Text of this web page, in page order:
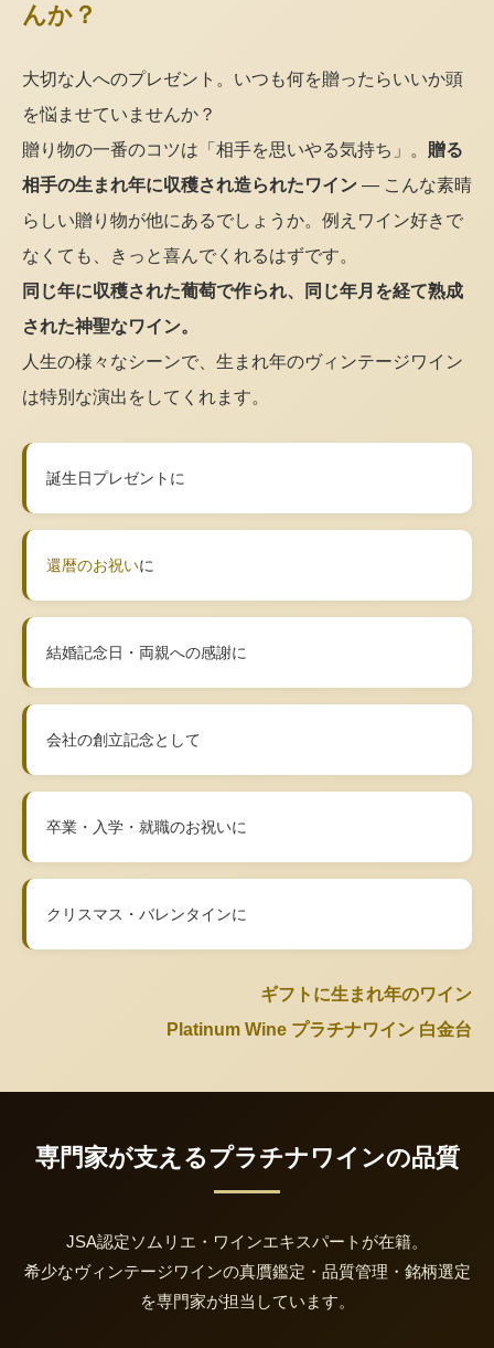
んか？
大切な人へのプレゼント。いつも何を贈ったらいいか頭
を悩ませていませんか？
贈り物の一番のコツは「相手を思いやる気持ち」。 贈る
相手の生まれ年に収穫され造られたワイン — こんな素晴
らしい贈り物が他にあるでしょうか。例えワイン好きで
なくても、きっと喜んでくれるはずです。
同じ年に収穫された葡萄で作られ、同じ年月を経て熟成
された神聖なワイン。
人生の様々なシーンで、生まれ年のヴィンテージワイン
は特別な演出をしてくれます。
誕生日プレゼントに
還暦のお祝いに
結婚記念日・両親への感謝に
会社の創立記念として
卒業・入学・就職のお祝いに
クリスマス・バレンタインに
ギフトに生まれ年のワイン
Platinum Wine プラチナワイン 白金台
専門家が支えるプラチナワインの品質
JSA認定ソムリエ・ワインエキスパートが在籍。
希少なヴィンテージワインの真贋鑑定・品質管理・銘柄選定
を専門家が担当しています。